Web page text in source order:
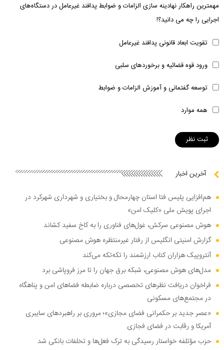
مهمترین راهکار نهادینه سازی الزامات و ضوابط پدافند غیرعامل در دستگاه‌های
اجرایی را چه می دانید؟!
تقویت ابعاد قانونی پدافند غیرعامل
ورود قوه قضائیه و برخوردهای سلبی
توسعه گفتمانی و آموزش الزامات و ضوابط
همه موارد
آخرین اخبار
هم‌افزایی پلیس فتا استان چهارمحال و بختیاری و شهرداری شهرکرد در
اجرای پویش ملی «کلیک امن»
هوش مصنوعی سرکش، غول‌های فناوری را به کاخ سفید کشاند
گزارش امنیتی انگلیس از رفتار غیرمنتظره هوش مصنوعی
آنتروپیک هزاران کتاب ارزشمند را تکه‌تکه می‌کند
مدل‌های هوش مصنوعی، شبکه برق جهان را تا مرز فروپاشی برد
فراخوان دریافت نظر‌های تخصصی درباره ضابطه فضا‌های امن و پناهگاه
در مجتمع‌های مسکونی
«عصر جدید بر حکمرانی فضای مجازی»؛ مروری بر راهبرد‌های سایبری
آمریکا و رقابت در فضای فجازی
حزب مؤتلفه خواستار رسیدگی به ترک فعل‌ها و تخلفات بانکی شد